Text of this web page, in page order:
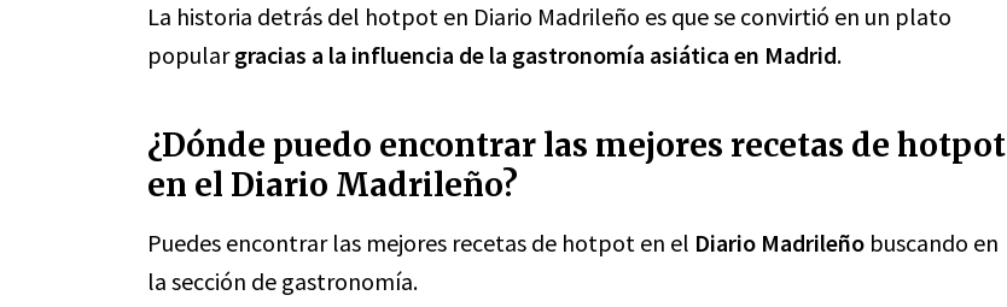
La historia detrás del hotpot en Diario Madrileño es que se convirtió en un plato
populargracias a la influencia de la gastronomía asiática en Madrid.
¿Dónde puedo encontrar las mejores recetas de hotpot
en el Diario Madrileño?
Puedes encontrar las mejores recetas de hotpot en el Diario Madrileño buscando en
la sección de gastronomía.